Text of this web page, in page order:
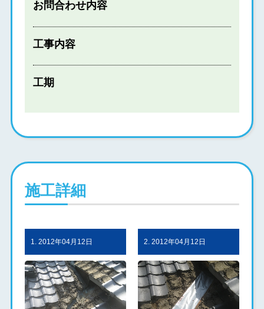
お問合わせ内容
工事内容
工期
施工詳細
1. 2012年04月12日 2. 2012年04月12日